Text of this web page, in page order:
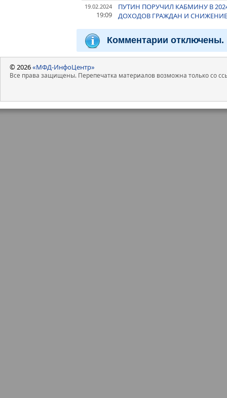
19.02.2024
19:09
ПУТИН ПОРУЧИЛ КАБМИНУ В
ДОХОДОВ ГРАЖДАН И
Комментарии отключены.
© 2026«МФД-ИнфоЦентр»
Все права защищены. Перепечатка материалов возможна только со